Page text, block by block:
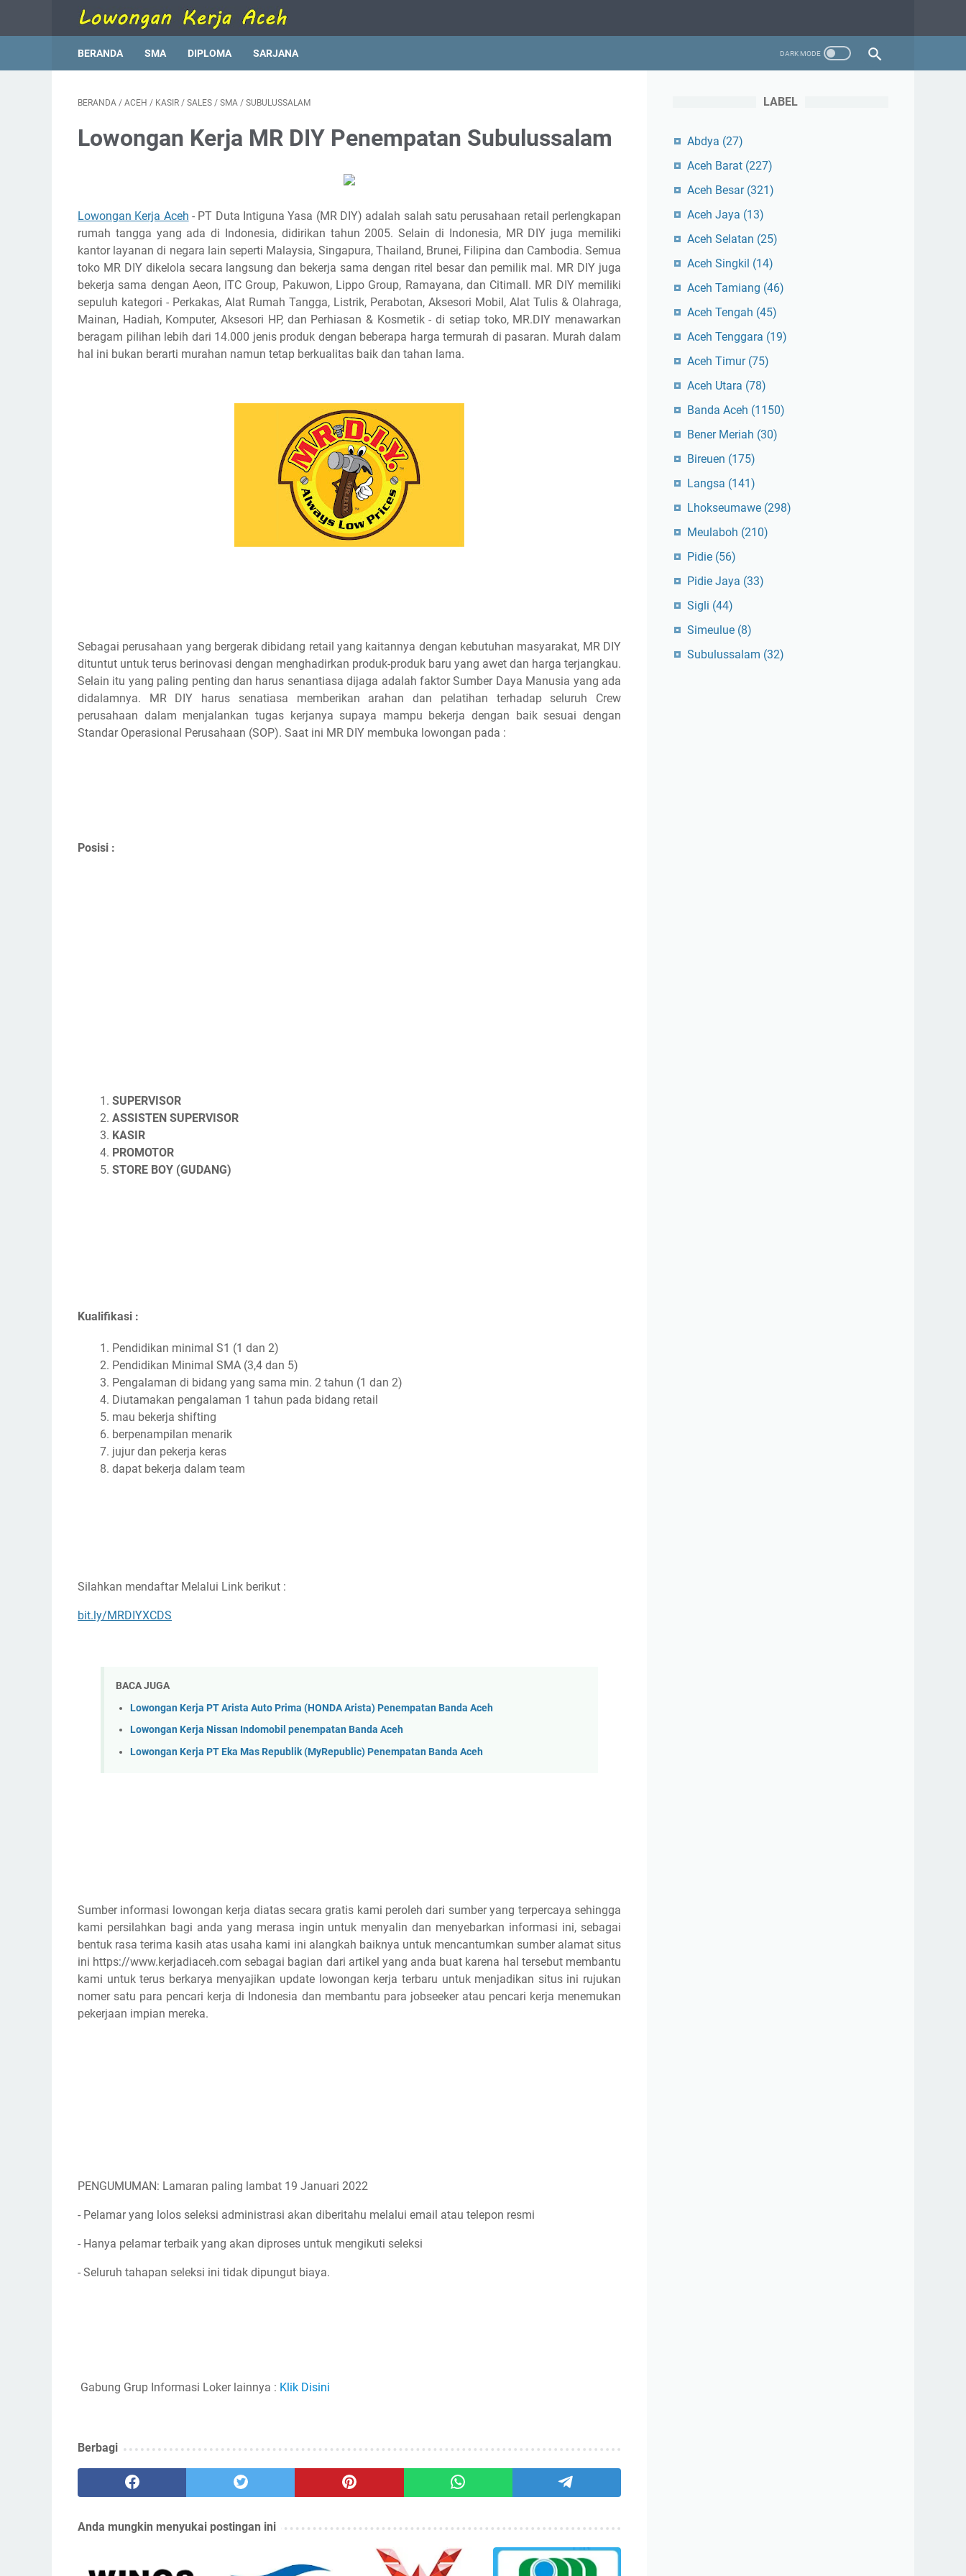
BERANDA SMA DIPLOMA SARJANA
BERANDA / ACEH / KASIR / SALES / SMA / SUBULUSSALAM
Lowongan Kerja MR DIY Penempatan Subulussalam
Lowongan Kerja Aceh - PT Duta Intiguna Yasa (MR DIY) adalah salah satu perusahaan retail perlengkapan
rumah tangga yang ada di Indonesia, didirikan tahun 2005. Selain di Indonesia, MR DIY juga memiliki
kantor layanan di negara lain seperti Malaysia, Singapura, Thailand, Brunei, Filipina dan Cambodia. Semua
toko MR DIY dikelola secara langsung dan bekerja sama dengan ritel besar dan pemilik mal. MR DIY juga
bekerja sama dengan Aeon, ITC Group, Pakuwon, Lippo Group, Ramayana, dan Citimall. MR DIY memiliki
sepuluh kategori - Perkakas, Alat Rumah Tangga, Listrik, Perabotan, Aksesori Mobil, Alat Tulis & Olahraga,
Mainan, Hadiah, Komputer, Aksesori HP, dan Perhiasan & Kosmetik - di setiap toko, MR.DIY menawarkan
beragam pilihan lebih dari 14.000 jenis produk dengan beberapa harga termurah di pasaran. Murah dalam
hal ini bukan berarti murahan namun tetap berkualitas baik dan tahan lama.
Sebagai perusahaan yang bergerak dibidang retail yang kaitannya dengan kebutuhan masyarakat, MR DIY
dituntut untuk terus berinovasi dengan menghadirkan produk-produk baru yang awet dan harga terjangkau.
Selain itu yang paling penting dan harus senantiasa dijaga adalah faktor Sumber Daya Manusia yang ada
didalamnya. MR DIY harus senatiasa memberikan arahan dan pelatihan terhadap seluruh Crew
perusahaan dalam menjalankan tugas kerjanya supaya mampu bekerja dengan baik sesuai dengan
Standar Operasional Perusahaan (SOP). Saat ini MR DIY membuka lowongan pada :
Posisi :
SUPERVISOR
ASSISTEN SUPERVISOR
KASIR
PROMOTOR
STORE BOY (GUDANG)
Kualifikasi :
Pendidikan minimal S1 (1 dan 2)
Pendidikan Minimal SMA (3,4 dan 5)
Pengalaman di bidang yang sama min. 2 tahun (1 dan 2)
Diutamakan pengalaman 1 tahun pada bidang retail
mau bekerja shifting
berpenampilan menarik
jujur dan pekerja keras
dapat bekerja dalam team
Silahkan mendaftar Melalui Link berikut :
bit.ly/MRDIYXCDS
BACA JUGA
Lowongan Kerja PT Arista Auto Prima (HONDA Arista) Penempatan Banda Aceh
Lowongan Kerja Nissan Indomobil penempatan Banda Aceh
Lowongan Kerja PT Eka Mas Republik (MyRepublic) Penempatan Banda Aceh
Sumber informasi lowongan kerja diatas secara gratis kami peroleh dari sumber yang terpercaya sehingga
kami persilahkan bagi anda yang merasa ingin untuk menyalin dan menyebarkan informasi ini, sebagai
bentuk rasa terima kasih atas usaha kami ini alangkah baiknya untuk mencantumkan sumber alamat situs
ini https://www.kerjadiaceh.com sebagai bagian dari artikel yang anda buat karena hal tersebut membantu
kami untuk terus berkarya menyajikan update lowongan kerja terbaru untuk menjadikan situs ini rujukan
nomer satu para pencari kerja di Indonesia dan membantu para jobseeker atau pencari kerja menemukan
pekerjaan impian mereka.
PENGUMUMAN: Lamaran paling lambat 19 Januari 2022
- Pelamar yang lolos seleksi administrasi akan diberitahu melalui email atau telepon resmi
- Hanya pelamar terbaik yang akan diproses untuk mengikuti seleksi
- Seluruh tahapan seleksi ini tidak dipungut biaya.
Gabung Grup Informasi Loker lainnya : Klik Disini
Berbagi
Anda mungkin menyukai postingan ini
LABEL
Abdya (27)
Aceh Barat (227)
Aceh Besar (321)
Aceh Jaya (13)
Aceh Selatan (25)
Aceh Singkil (14)
Aceh Tamiang (46)
Aceh Tengah (45)
Aceh Tenggara (19)
Aceh Timur (75)
Aceh Utara (78)
Banda Aceh (1150)
Bener Meriah (30)
Bireuen (175)
Langsa (141)
Lhokseumawe (298)
Meulaboh (210)
Pidie (56)
Pidie Jaya (33)
Sigli (44)
Simeulue (8)
Subulussalam (32)